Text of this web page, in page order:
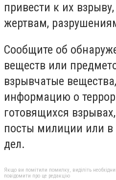
привести к их
жертвам,
Сообщите об
веществ или
взрывчатые
информацию о
готовящихся
посты милиции или в
дел.
Якщо ви помітили помилку, виділіть
повідомити про це редакцію